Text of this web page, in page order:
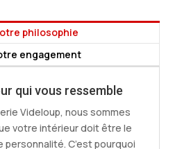
philosophie
engagement
qui vous ressemble
Videloup, nous sommes
votre intérieur doit être le
C’est pourquoi